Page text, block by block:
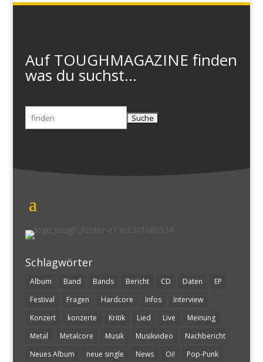
Auf TOUGHMAGAZINE finden
was du suchst...
Suchen
nach:
Schlagwörter
Album Band Bands Bericht CD Daten
EP
Festival
Fragen Hardcore Infos
Interview
Konzert
konzerte Kritik Lied Live
Meinung
Metal
Metalcore Musik Musikvideo
Nachbericht
Neues Album
neue single News Oi! Pop-Punk